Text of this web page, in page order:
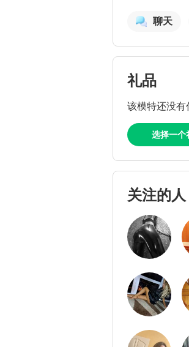
聊天
礼品
该模特还没有
选择一个
关注的人